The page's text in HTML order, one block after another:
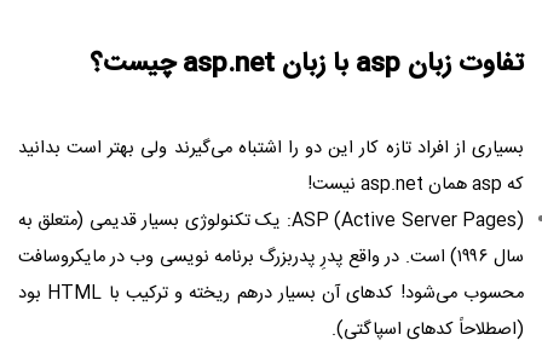
تفاوت زبان asp با زبان asp.net چیست؟
بسیاری از افراد تازه‌ کار این دو را اشتباه می‌گیرند ولی بهتر است بدانید
که asp همان asp.net نیست!
ASP (Active Server Pages): یک تکنولوژی بسیار قدیمی (متعلق به
سال ۱۹۹۶) است. در واقع پدرِ پدربزرگ برنامه ‌نویسی وب در مایکروسافت
محسوب می‌شود! کدهای آن بسیار درهم‌ ریخته و ترکیب با HTML بود
(اصطلاحاً کدهای اسپاگتی).